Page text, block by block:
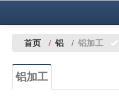
中国有色金属报社主办 广告服务
铜镍铅锌
首页 / 铝 / 铝加工
铝加工